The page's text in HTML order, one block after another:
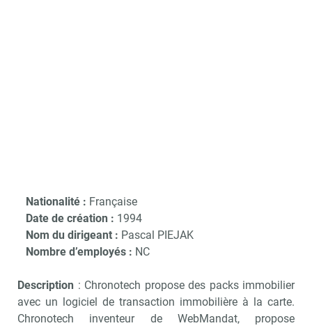
Nationalité : Française
Date de création : 1994
Nom du dirigeant : Pascal PIEJAK
Nombre d’employés : NC
Description : Chronotech propose des packs immobilier
avec un logiciel de transaction immobilière à la carte.
Chronotech inventeur de WebMandat, propose